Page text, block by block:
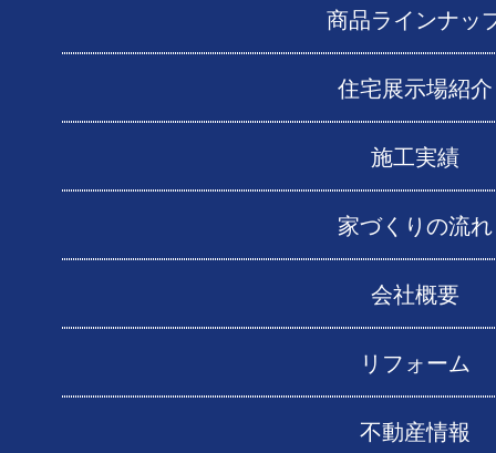
商品ラインナッ
住宅展示場紹介
施工実績
家づくりの流れ
会社概要
リフォーム
不動産情報